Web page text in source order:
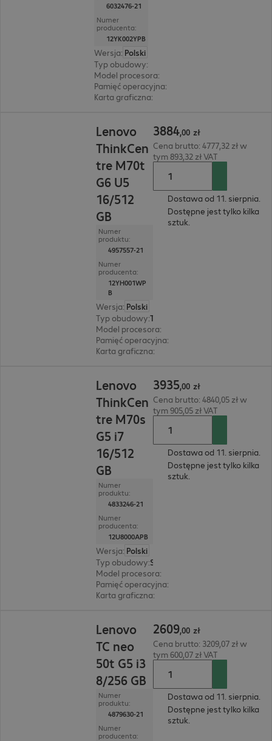
6032476-21
Numer
producenta:
12YK002YPB
Wersja: Polski
Typ obudowy:
Model procesora:
Pamięć operacyjna:
Karta graficzna:
Lenovo
ThinkCen
tre M70t
G6 U5
16/512
GB
Numer
produktu:
4957557-21
Numer
producenta:
12YH001WP
B
Wersja: Polski
Typ obudowy:
Model procesora:
Pamięć operacyjna:
Karta graficzna:
3884,00 zł
Cena brutto: 4777,32 zł w
tym 893,32 zł VAT
Dostawa od 11. sierpnia.
Dostępne jest tylko kilka
sztuk.
Lenovo
ThinkCen
tre M70s
G5 i7
16/512
GB
Numer
produktu:
4833246-21
Numer
producenta:
12U8000APB
Wersja: Polski
Typ obudowy:
Model procesora:
Pamięć operacyjna:
Karta graficzna:
3935,00 zł
Cena brutto: 4840,05 zł w
tym 905,05 zł VAT
Dostawa od 11. sierpnia.
Dostępne jest tylko kilka
sztuk.
Lenovo
TC neo
50t G5 i3
8/256 GB
Numer
produktu:
4879630-21
Numer
producenta:
2609,00 zł
Cena brutto: 3209,07 zł w
tym 600,07 zł VAT
Dostawa od 11. sierpnia.
Dostępne jest tylko kilka
sztuk.